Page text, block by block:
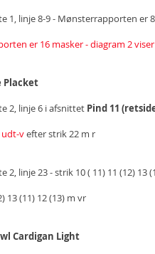
1, linje 8-9 - Mønsterrapporten
er 16 masker - diagram 2
Placket
2, linje 6 i afsnittet Pind 11
udt-vefter strik 22 m r
2, linje 23 - strik 10 ( 11) 11 (12)
13 (11) 12 (13) m vr
Cardigan Light